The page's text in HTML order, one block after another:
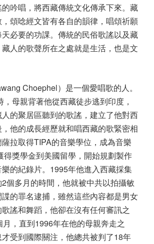
吟唱，將西藏傳統文化傳承下來。藏
頌唸經文皆有各自的韻律，唱頌祈願
必要的功課。傳統的民俗歌謠以及藏
人的歌聲所在之處就是生活，也是文
Choephel）是一個愛唱歌的人。
母親背著他從西藏徒步逃到印度，
的聚居區聽到的歌謠，建立了他對西
他的成長經歷就和唱西藏的歌緊密相
拉取得TIPA的音樂學位，成為音樂
得獎學金到美國留學，開始規劃製作
的紀錄片。1995年他進入西藏採集
個多月的時間，他就被中共以拍攝敏
的罪名逮捕，雖然這些內容都是男女
謠和舞蹈，他卻在沒有任何審訊之
，直到1996年在他的母親奔走之
受到國際關注，他總共被判了18年